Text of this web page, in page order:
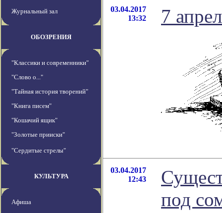
Журнальный зал
ОБОЗРЕНИЯ
"Классики и современники"
"Слово о..."
"Тайная история творений"
"Книга писем"
"Кошачий ящик"
"Золотые прииски"
"Сердитые стрелы"
КУЛЬТУРА
Афиша
03.04.2017
13:32
7
03.04.2017
12:43
под